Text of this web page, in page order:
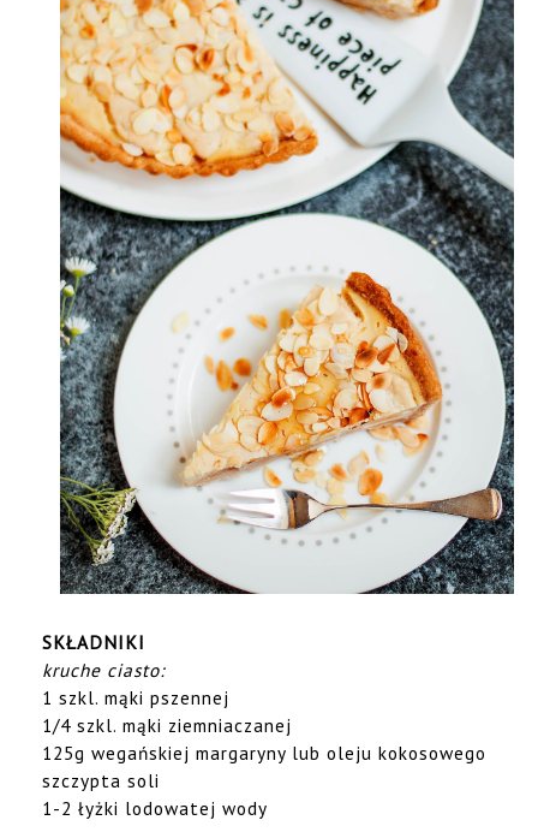
SKŁADNIKI
kruche ciasto:
1 szkl. mąki pszennej
1/4 szkl. mąki ziemniaczanej
125g wegańskiej margaryny lub oleju kokosowego
szczypta soli
1-2 łyżki lodowatej wody